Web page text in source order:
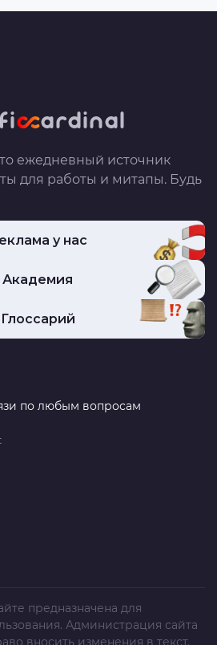
ежедневный источник
для работы и митапы. Будь
у нас
Академия
Глоссарий
по любым вопросам
предназначена для
Администрация сайта
вносить изменения в текст,